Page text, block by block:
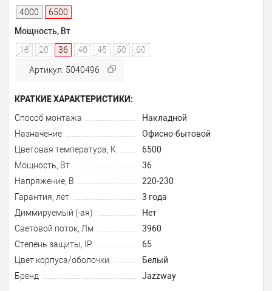
4000
6500
Мощность, Вт
18
20 36 40 45 50 60
Артикул: 5040496
КРАТКИЕ ХАРАКТЕРИСТИКИ:
Способ монтажа
Накладной
Назначение
Офисно-бытовой
Цветовая температура, К
6500
Мощность, Вт
36
Напряжение, В
220-230
Гарантия, лет
3 года
Диммируемый (-ая)
Нет
Световой поток, Лм
3960
Степень защиты, IP
65
Цвет корпуса/оболочки
Белый
Бренд
Jazzway